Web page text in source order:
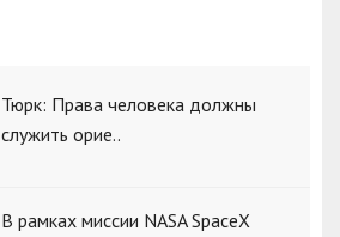
Тюрк: Права человека должны
служить орие..
В рамках миссии NASA SpaceX